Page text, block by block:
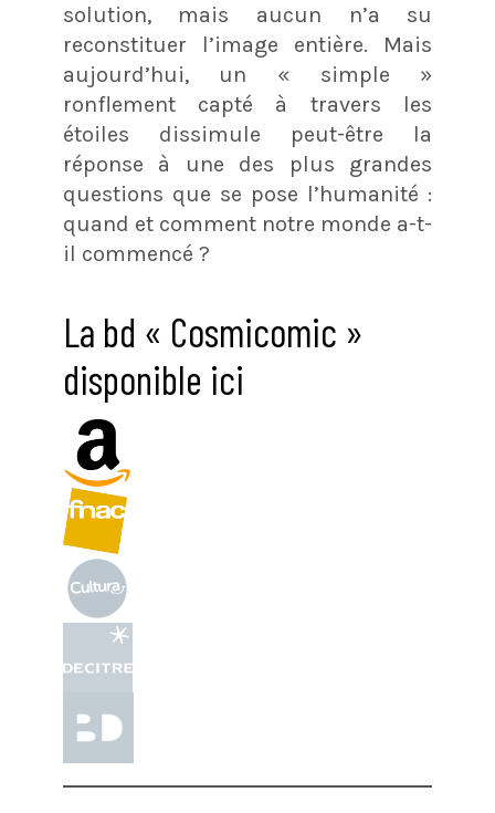
solution, mais aucun n’a su
reconstituer l’image entière. Mais
aujourd’hui, un « simple »
ronflement capté à travers les
étoiles dissimule peut-être la
réponse à une des plus grandes
questions que se pose l’humanité :
quand et comment notre monde a-t-
il commencé ?
La bd « Cosmicomic »
disponible ici